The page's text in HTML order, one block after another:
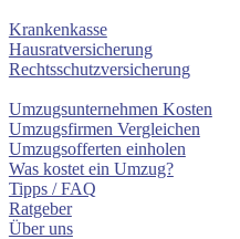
Krankenkasse
Hausratversicherung
Rechtsschutzversicherung
Umzugsunternehmen Kosten
Umzugsfirmen Vergleichen
Umzugsofferten einholen
Was kostet ein Umzug?
Tipps / FAQ
Ratgeber
Über uns